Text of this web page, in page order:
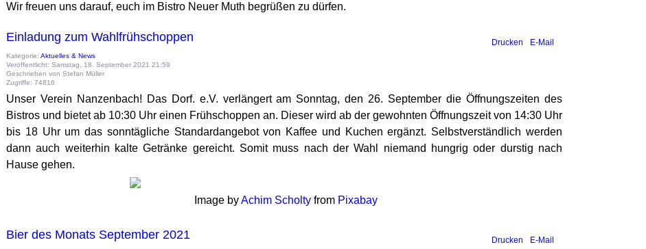
Wir freuen uns darauf, euch im Bistro Neuer Muth begrüßen zu dürfen.
Drucken E-Mail
Einladung zum Wahlfrühschoppen
Kategorie: Aktuelles & News
Veröffentlicht: Samstag, 18. September 2021 21:59
Geschrieben von Stefan Müller
Zugriffe: 74816
Unser Verein Nanzenbach! Das Dorf. e.V. verlängert am Sonntag, den 26. September die Öffnungszeiten des
Bistros und bietet ab 10:30 Uhr einen Frühschoppen an. Dieser wird ab der gewohnten Öffnungszeit von 14:30 Uhr
bis 18 Uhr um das sonntägliche Standardangebot von Kaffee und Kuchen ergänzt. Selbstverständlich werden
dann auch weiterhin kalte Getränke gereicht. Somit muss nach der Wahl niemand hungrig oder durstig nach
Hause gehen.
Image byAchim Scholtyfrom Pixabay
Drucken E-Mail
Bier des Monats September 2021